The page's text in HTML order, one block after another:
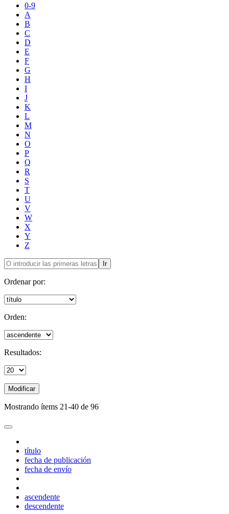
0-9
A
B
C
D
E
F
G
H
I
J
K
L
M
N
O
P
Q
R
S
T
U
V
W
X
Y
Z
Ir
Ordenar por:
Orden:
Resultados:
Modificar
Mostrando ítems 21-40 de 96
título
fecha de publicación
fecha de envío
ascendente
descendente